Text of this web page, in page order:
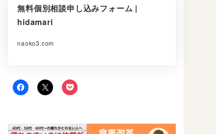
無料個別相談申し込みフォーム |
hidamari
naoko3.com